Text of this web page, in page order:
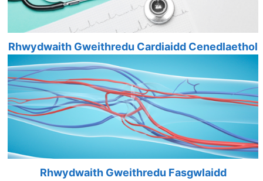
Rhwydwaith Gweithredu Cardiaidd Cenedlaethol
Rhwydwaith Gweithredu Fasgwlaidd